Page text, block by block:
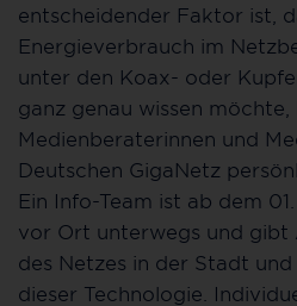
entscheidender Faktor ist,
Energieverbrauch im
unter den Koax- oder
ganz genau wissen möchte,
Medienberaterinnen und
Deutschen GigaNetz
Ein Info-Team ist ab dem
vor Ort unterwegs und gibt
des Netzes in der Stadt
dieser Technologie.